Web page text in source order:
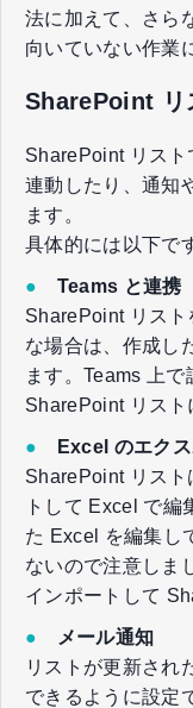
法に加えて、さら
向いていない作業
SharePoint リ
SharePoint リスト
連動したり、通知
ます。
具体的には以下で
● Teams と連携
SharePoint リスト
な場合は、作成し
ます。Teams 上
SharePoint リスト
● Excel のエクス
SharePoint リス
トして Excel で編
た Excel を編集し
ないので注意しま
インポートして
● メール通知
リストが更新され
できるように設定